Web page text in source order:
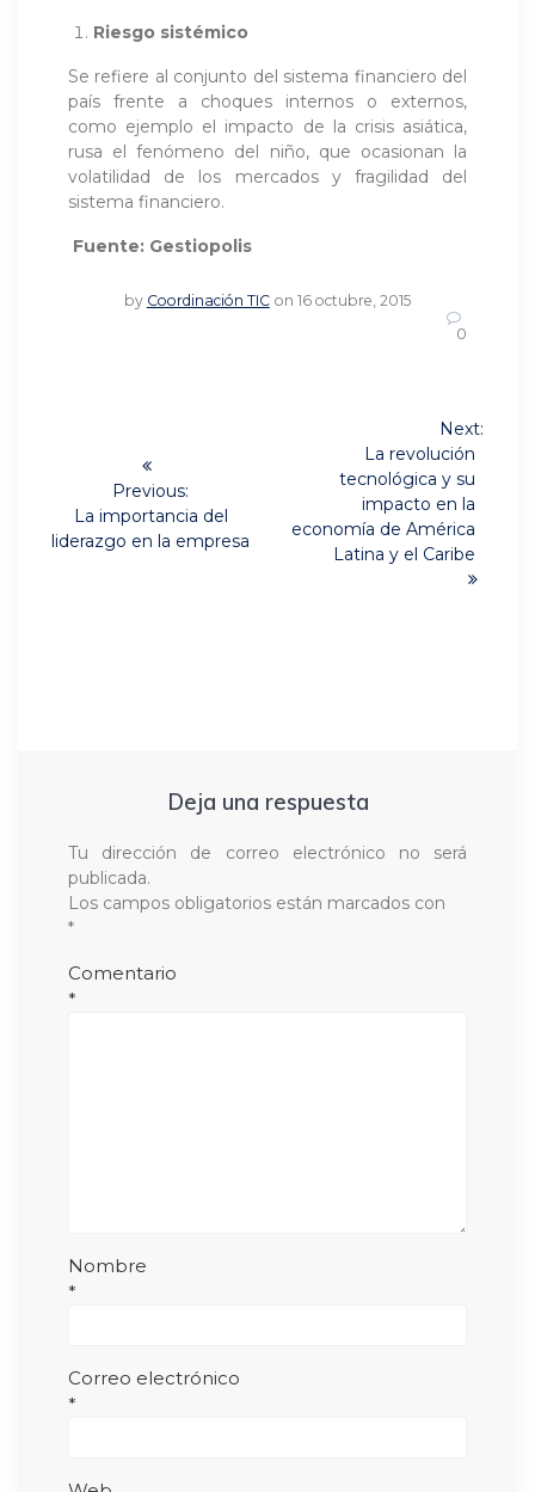
Riesgo sistémico
Se refiere al conjunto del sistema financiero del
país frente a choques internos o externos,
como ejemplo el impacto de la crisis asiática,
rusa el fenómeno del niño, que ocasionan la
volatilidad de los mercados y fragilidad del
sistema financiero.
Fuente: Gestiopolis
by Coordinación TIC on 16 octubre, 2015
0
entradas
Previous:
Previous
post:
La importancia del
liderazgo en la empresa
Next:
La revolución
tecnológica y su
impacto en la
economía de América
Latina y el Caribe
Deja una respuesta
Tu dirección de correo electrónico no será
publicada.
Los campos obligatorios están marcados con
*
Comentario
*
Nombre
*
Correo electrónico
*